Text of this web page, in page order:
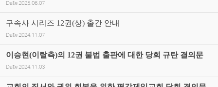
Date 2025.06.07
구속사 시리즈 12권(상) 출간 안내
Date 2024.11.07
이승현(이탈측)의 12권 불법 출판에 대한 당회 규탄 결의문
Date 2024.11.03